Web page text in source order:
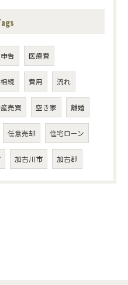
告 医療費
相続 費用 流れ
売買 空き家 離婚
任意売却 住宅ローン
加古川市 加古郡